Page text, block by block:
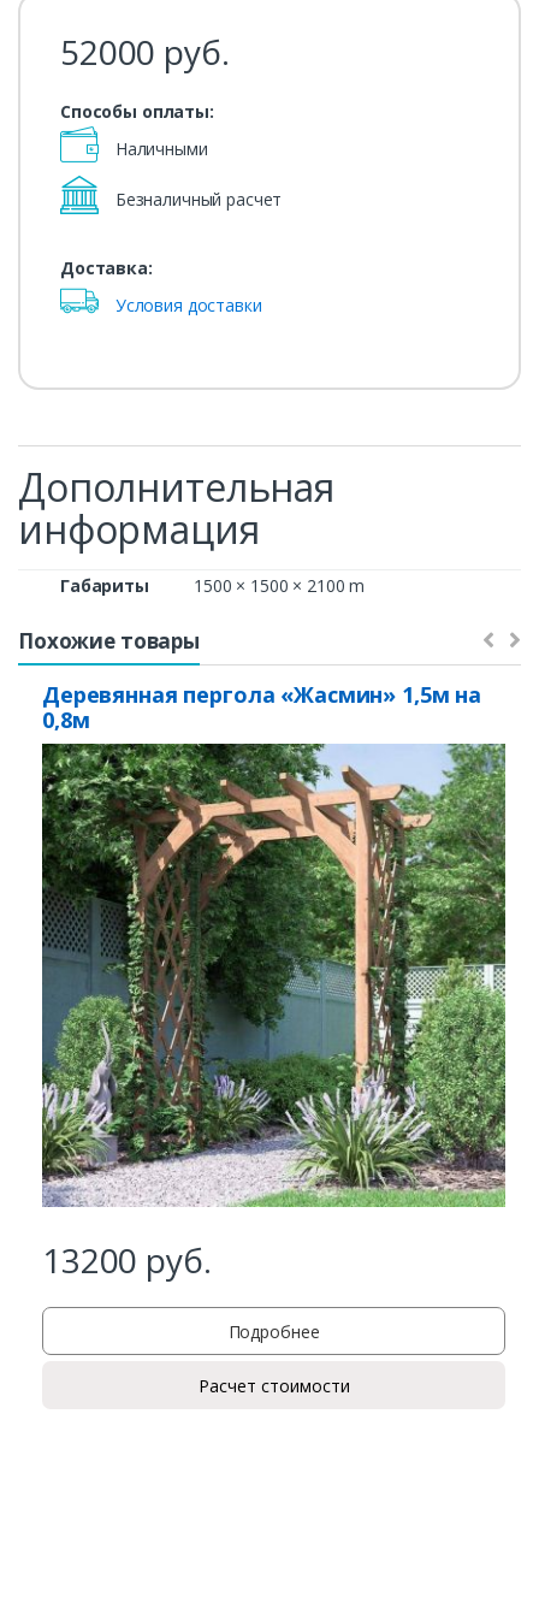
Заказать
52000 руб.
Способы оплаты:
Наличными
Безналичный расчет
Доставка:
Условия доставки
Дополнительная
информация
Габариты 1500 × 1500 × 2100 m
Похожие товары
Деревянная пергола «Жасмин» 1,5м на
0,8м
13200 руб.
Подробнее
Расчет стоимости